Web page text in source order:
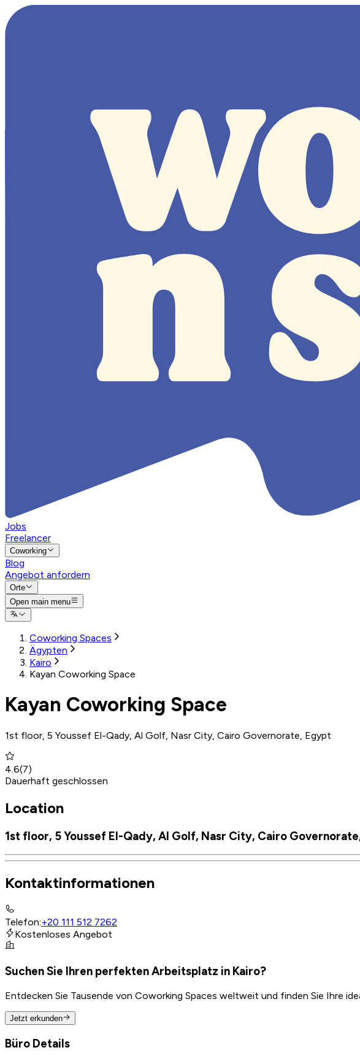
Jobs
Freelancer
Coworking
Blog
Angebot anfordern
Orte
Open main menu
Coworking Spaces
Ägypten
Kairo
Kayan Coworking Space
Kayan Coworking Space
1st floor, 5 Youssef El-Qady, Al Golf, Nasr City, Cairo Governorate, Egypt
4.6(7)
Dauerhaft geschlossen
Location
1st floor, 5 Youssef El-Qady, Al Golf, Nasr City, Cairo
Kontaktinformationen
Telefon:+20 111 512 7262
Kostenloses Angebot
Suchen Sie Ihren perfekten Arbeitsplatz in Kairo?
Entdecken Sie Tausende von Coworking Spaces weltweit und finden Sie Ihre
Jetzt erkunden
Büro Details